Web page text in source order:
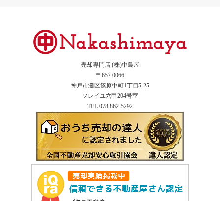
売却専門店 (株)中島屋
〒657-0066
神戸市灘区篠原中町1丁目5-25
ソレイユ六甲204号室
TEL 078-862-5292